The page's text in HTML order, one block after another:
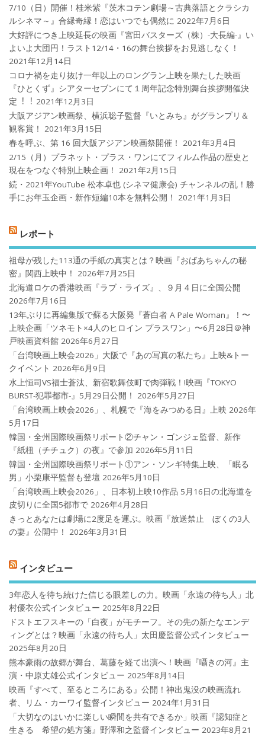
7/10（日）開催！桂米紫『茨木コテン劇場～古典落語とクラシカ
ルシネマ～』合縁奇縁！恋はいつでも偶然に 2022年7月6日
大好評につき上映延長の映画『宮田バスターズ（株）-大長編-』い
よいよ大団円！ラスト12/14・16の舞台挨拶をお見逃しなく！
2021年12月14日
コロナ禍を⾛り抜け⼀年以上のロングラン上映を果たした映画
『ひとくず』シアターセブンにて１周年記念特別舞台挨拶開催決
定︕︕ 2021年12月3日
大阪アジアン映画祭、横浜聡子監督『いとみち』がグランプリ＆
観客賞！
2021年3月15日
春を呼ぶ、第 16 回大阪アジアン映画祭開催！
2021年3月4日
2/15（月）プラネット・プラス・ワンにてフィルム作品の歴史と
現在をつなぐ特別上映企画！
2021年2月15日
続・2021年YouTube 松本卓也 (シネマ健康会) チャンネルの乱！勝
手にお年玉企画・新作短編10本を無料公開！
2021年1月3日
レポート
祖母が残した113通の手紙の真実とは？映画『おばあちゃんの秘
密』関西上映中！
2026年7月25日
北海道ロケの香港映画『ラブ・ライズ』、９月４日に全国公開
2026年7月16日
13年ぶりに再編集版で蘇る大阪発『蒼白者 A Pale Woman』！〜
上映企画「ツネモト×4人のヒロイン プラスワン」〜6月28日＠神
戸映画資料館 2026年6月27日
「台湾映画上映会2026」大阪で『あの写真の私たち』上映&トー
クイベント 2026年6月9日
水上恒司VS福士蒼汰、新宿歌舞伎町で肉弾戦！!映画『TOKYO
BURST-犯罪都市-』5月29日公開！
2026年5月27日
「台湾映画上映会2026」、札幌で『海をみつめる日』上映 2026年
5月17日
韓国・全州国際映画祭リポート②チャン・ゴンジェ監督、新作
『紙杻（チチュク）の夜』で参加 2026年5月11日
韓国・全州国際映画祭リポート①アン・ソンギ特集上映、「眠る
男」小栗康平監督も登壇 2026年5月10日
「台湾映画上映会2026」、日本初上映10作品 5月16日の北海道を
皮切りに全国5都市で 2026年4月28日
きっとあなたは劇場に2度足を運ぶ。映画『放送禁止 ぼくの3人
の妻』公開中！
2026年3月31日
インタビュー
3年恋人を待ち続けた信じる眼差しの力。映画「永遠の待ち人」北
村優衣公式インタビュー 2025年8月22日
ドストエフスキーの「白夜」がモチーフ。その先の新たなエンデ
ィングとは？映画「永遠の待ち人」太田慶監督公式インタビュー
2025年8月20日
熊本豪雨の故郷が舞台、葛藤を経て出演へ！映画『囁きの河』主
演・中原丈雄公式インタビュー 2025年8月14日
映画『すべて、至るところにある』公開！神出鬼没の映画流れ
者、リム・カーワイ監督インタビュー 2024年1月31日
「大切なのはいかに楽しい瞬間を共有できるか」映画『認知症と
生きる 希望の処方箋』野澤和之監督インタビュー 2023年8月21